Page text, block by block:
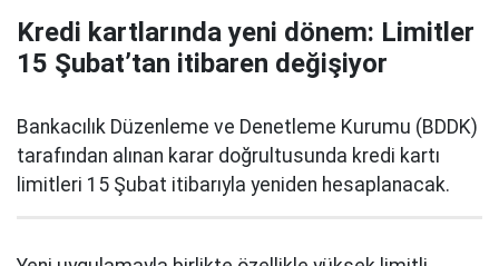
Kredi kartlarında yeni dönem: Limitler
15 Şubat’tan itibaren değişiyor
Bankacılık Düzenleme ve Denetleme Kurumu (BDDK)
tarafından alınan karar doğrultusunda kredi kartı
limitleri 15 Şubat itibarıyla yeniden hesaplanacak.